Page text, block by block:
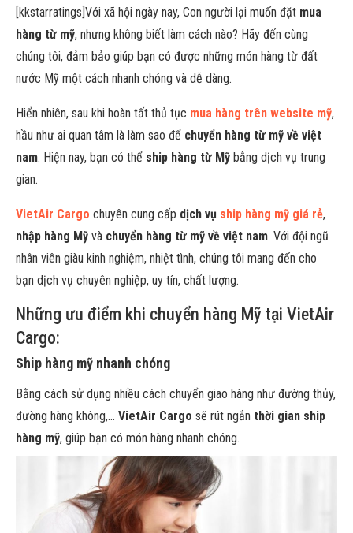
[kkstarratings]Với xã hội ngày nay, Con người lại muốn đặt mua
hàng từ mỹ, nhưng không biết làm cách nào? Hãy đến cùng
chúng tôi, đảm bảo giúp bạn có được những món hàng từ đất
nước Mỹ một cách nhanh chóng và dễ dàng.
Hiển nhiên, sau khi hoàn tất thủ tục mua hàng trên website mỹ,
hầu như ai quan tâm là làm sao để chuyển hàng từ mỹ về việt
nam. Hiện nay, bạn có thể ship hàng từ Mỹ bằng dịch vụ trung
gian.
VietAir Cargo chuyên cung cấp dịch vụ ship hàng mỹ giá rẻ,
nhập hàng Mỹ và chuyển hàng từ mỹ về việt nam. Với đội ngũ
nhân viên giàu kinh nghiệm, nhiệt tình, chúng tôi mang đến cho
bạn dịch vụ chuyên nghiệp, uy tín, chất lượng.
Những ưu điểm khi chuyển hàng Mỹ tại VietAir
Cargo:
Ship hàng mỹ nhanh chóng
Bằng cách sử dụng nhiều cách chuyển giao hàng như đường thủy,
đường hàng không,… VietAir Cargo sẽ rút ngắn thời gian ship
hàng mỹ, giúp bạn có món hàng nhanh chóng.